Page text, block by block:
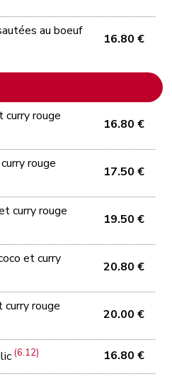
au boeuf
16.80 €
rouge
16.80 €
rouge
17.50 €
curry rouge
19.50 €
et curry
20.80 €
curry rouge
20.00 €
(6.12) 16.80 €